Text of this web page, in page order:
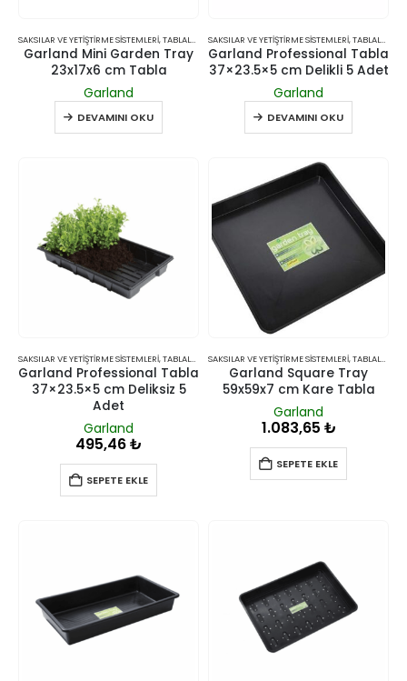
SAKSILAR VE YETIŞTIRME SISTEMLERI,TABLALAR
Garland Mini Garden Tray
23x17x6 cm Tabla
Garland
DEVAMINI OKU
SAKSILAR VE YETIŞTIRME SISTEMLERI,TABLALAR
Garland Professional Tabla
37×23.5×5 cm Delikli 5 Adet
Garland
DEVAMINI OKU
SAKSILAR VE YETIŞTIRME SISTEMLERI,TABLALAR
Garland Professional Tabla
37×23.5×5 cm Deliksiz 5
Adet
Garland
495,46₺
SEPETE EKLE
SAKSILAR VE YETIŞTIRME SISTEMLERI,TABLALAR
Garland Square Tray
59x59x7 cm Kare Tabla
Garland
1.083,65 ₺
SEPETE EKLE